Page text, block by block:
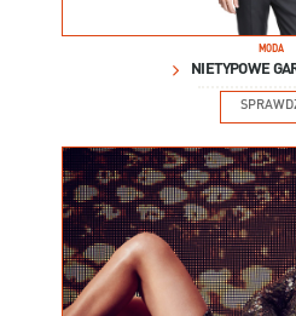
MODA
NIETYPOWE